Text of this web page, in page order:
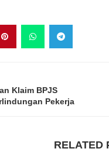
Klaim BPJS
Pekerja
RELATED